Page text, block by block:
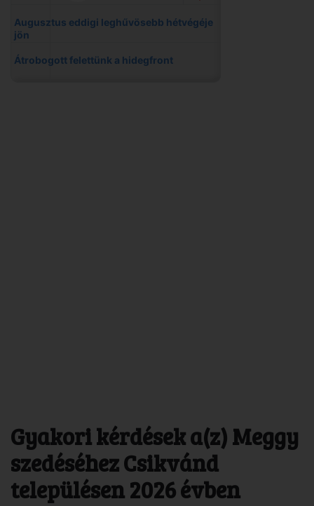
Gyakori kérdések a(z) Meggy
szedéséhez Csikvánd
településen 2026 évben